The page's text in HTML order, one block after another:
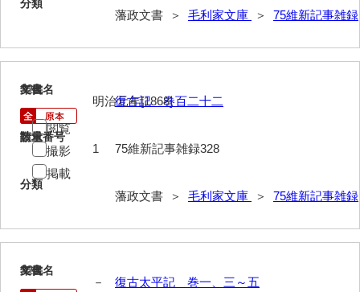
80詩歌文章類
*2幕府
*5家臣
*8法制
分類
藩政文書 ＞ 毛利家文庫 ＞ 75維新記事雑録
328
文書名
復古記 巻百二十二
請求番号
75維新記事雑録328
分類
藩政文書 ＞ 毛利家文庫 ＞ 75維新記事雑録
年代
明治元年[1868]
数量
1
閲覧
撮影
掲載
329
文書名
復古太平記 巻一、三～五
年代
－